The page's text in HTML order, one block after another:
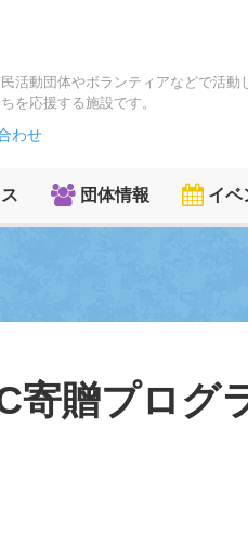
活動団体やボランティアなどで活動
を応援する施設です。
わせ
団体情報 イベ
寄贈プログ